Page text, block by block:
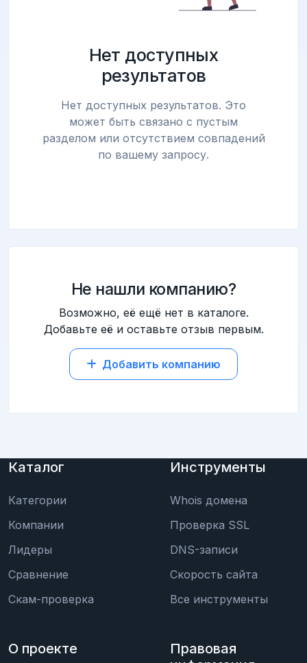
Нет доступных
результатов
Нет доступных результатов. Это
может быть связано с пустым
разделом или отсутствием совпадений
по вашему запросу.
Не нашли компанию?
Возможно, её ещё нет в каталоге.
Добавьте её и оставьте отзыв первым.
Добавить компанию
Каталог
Категории
Компании
Лидеры
Сравнение
Скам-проверка
Инструменты
Whois домена
Проверка SSL
DNS-записи
Скорость сайта
Все инструменты
О проекте
Правовая